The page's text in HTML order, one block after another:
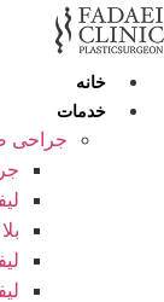
پرش
به
خانه
خدمات
جراحی